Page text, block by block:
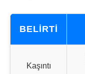
BELIRTI
Kaşıntı